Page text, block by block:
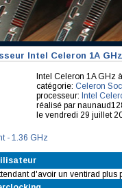
Intel Celeron 1A GHz
Intel Celeron 1A GHz
catégorie: Celeron
processeur: Intel
réalisé par
le vendredi 29 juillet
- 1.36 GHz
d'avoir un ventirad plus